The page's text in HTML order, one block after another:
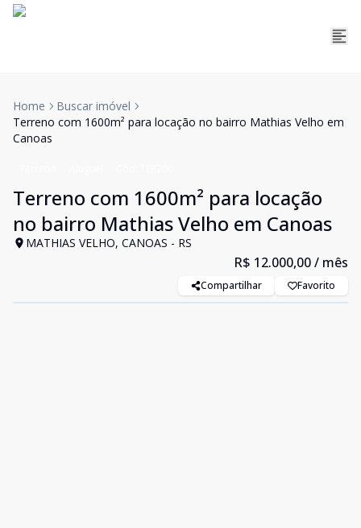
Home
Buscar imóvel
Terreno com 1600m² para locação no bairro Mathias Velho em
Canoas
Terreno com 1600m² para locação
no bairro Mathias Velho em Canoas
MATHIAS VELHO, CANOAS - RS
R$ 12.000,00/ mês
Compartilhar Favorito